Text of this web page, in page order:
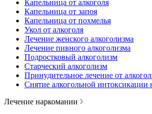
Капельница от алкоголя
Капельница от запоя
Капельница от похмелья
Укол от алкоголя
Лечение женского алкоголизма
Лечение пивного алкоголизма
Подростковый алкоголизм
Старческий алкоголизм
Принудительное лечение от
Снятие алкогольной интоксикации
Лечение наркомании